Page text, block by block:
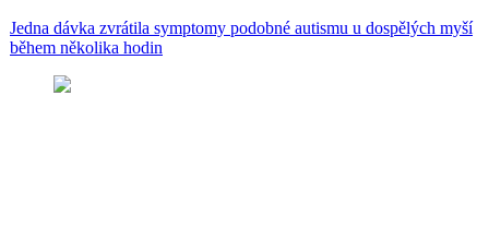
Jedna dávka zvrátila symptomy podobné autismu u dospělých myší
během několika hodin